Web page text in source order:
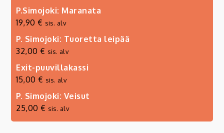
P.Simojoki: Maranata
19,90 € sis. alv
P. Simojoki: Tuoretta leipää
32,00 € sis. alv
Exit-puuvillakassi
15,00 € sis. alv
P. Simojoki: Veisut
25,00 € sis. alv